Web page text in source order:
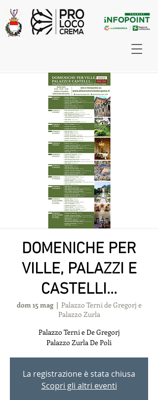
DOMENICHE PER
VILLE, PALAZZI E
CASTELLI...
dom 15 mag
  |
Palazzo Terni de Gregorj e
Palazzo Zurla
Palazzo Terni e De Gregorj
Palazzo Zurla De Poli
La registrazione è stata chiusa
Scopri gli altri eventi